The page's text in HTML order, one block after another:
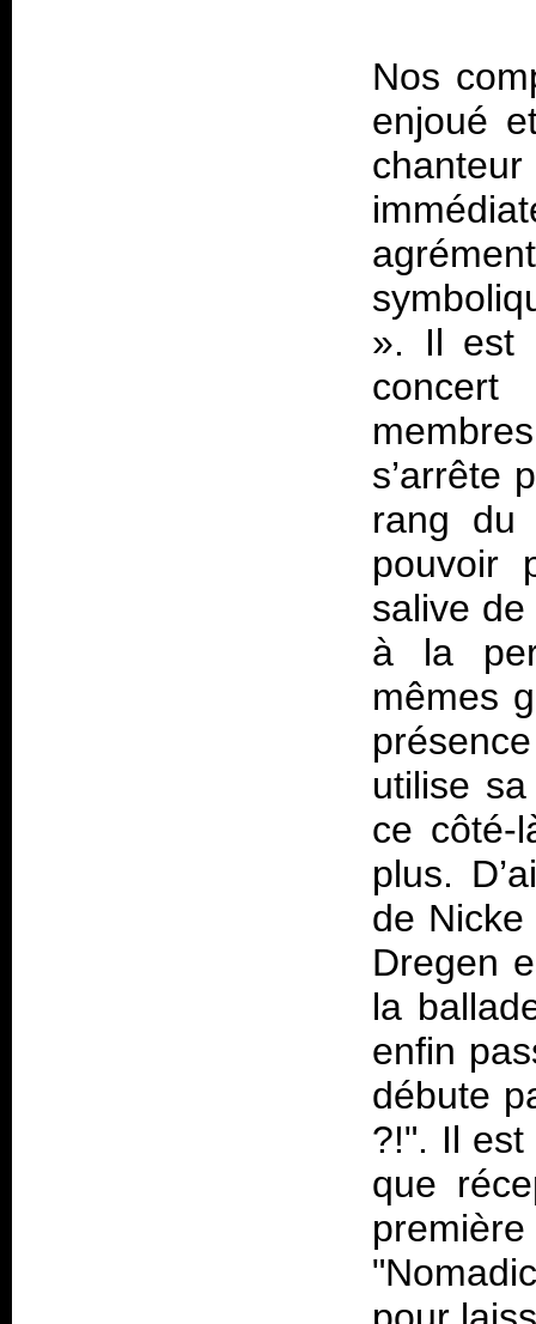
Nos
enjoué
». Il est
s’arrête
rang du
pouvoir
salive de
à la
mêmes
utilise
ce côté-
plus.
de
Dregen
la
enfin
débute
?!". Il est
que